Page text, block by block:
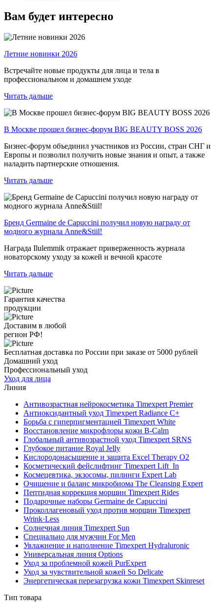
Вам будет интересно
Летние новинки 2026
Встречайте новые продукты для лица и тела в
профессиональном и домашнем уходе
Читать дальше
В Москве прошел бизнес-форум BIG BEAUTY BOSS 2026
Бизнес-форум объединил участников из России, стран СНГ и
Европы и позволил получить новые знания и опыт, а также
наладить партнерские отношения.
Читать дальше
Бренд Germaine de Capuccini получил новую награду от
модного журнала Anne&Stiil!
Награда Ilulemmik отражает приверженность журнала
новаторскому уходу за кожей и вечной красоте
Читать дальше
Гарантия качества
продукции
Доставим в любой
регион РФ!
Бесплатная доставка по России при заказе от 5000 рублей
Домашний уход
Профессиональный уход
Уход для лица
Линия
Антивозрастная нейрокосметика Timexpert Premier
Антиоксидантный уход Timexpert Radiance C+
Борьба с гиперпигментацией Timexpert White
Восстановление микрофлоры кожи B-Calm
Глобальный антивозрастной уход Timexpert SRNS
Глубокое питание Royal Jelly
Кислородонасыщение и защита Excel Therapy O2
Косметический фейслифтинг Timexpert Lift_In
Космецевтика, экзосомы, пилинги Expert Lab
Очищение и баланс микробиома The Cleansing Expert
Пептидная коррекция морщин Timexpert Rides
Подарочные наборы Germaine de Capuccini
Проколлагеновый уход против морщин Timexpert
Wrink·Less
Солнечная линия Timexpert Sun
Специально для мужчин For Men
Увлажнение и наполнение Timexpert Hydraluronic
Универсальная линия Options
Уход за проблемной кожей PurExpert
Уход за чувствительной кожей So Delicate
Энергетическая перезагрузка кожи Timexpert Skinreset
Тип товара